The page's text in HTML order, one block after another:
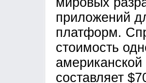
приложений
платформ.
стоимость
составляет